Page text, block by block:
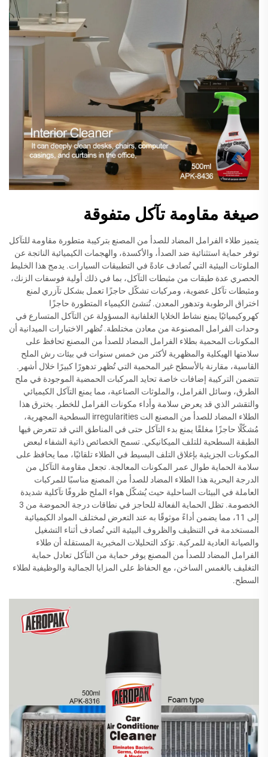
صيغة مقاومة تآكل متفوقة
يتميز طلاء الفرامل المضاد للصدأ من المصنع بتركيبة متطورة مقاومة للتآكل
توفر حماية استثنائية ضد الصدأ، والأكسدة، والهجمات الكيميائية الناتجة عن
الملوثات البيئية التي تُصادف عادةً في التطبيقات السيارات. يدمج هذا الخليط
الحصري عدة طبقات من مثبطات التآكل، بما في ذلك أولية فوسفات الزنك،
ومثبطات تآكل عضوية، ومركبات تشكّل حاجزًا تعمل بشكل تآزري لمنع
اختراق الرطوبة وتدهور المعدن. تُنشئ الكيمياء المتطورة حاجزًا
كهروكيميائيًا يمنع نشاط الخلايا الغلفانية المسؤولة عن التآكل المتسارع في
وحدات الفرامل المصنوعة من معادن مختلطة. تُظهر الاختبارات الميدانية أن
المكونات المحمية بطلاء الفرامل المضاد للصدأ من المصنع تحافظ على
سلامتها الهيكلية والمظهرية لأكثر من خمس سنوات في بيئات رش الملح
القاسية، مقارنة بالأسطح غير المحمية التي تُظهر تدهورًا كبيرًا خلال أشهر.
تتضمن التركيبة إضافات خاصة تحايد المركبات الحمضية الموجودة في ملح
الطرق، وسائل الفرامل، والملوثات الصناعية، مما يمنع التآكل الكيميائي
والتقشر الذي قد يعرض سلامة وأداء مكونات الفرامل للخطر. يخترق هذا
الطلاء المضاد للصدأ من المصنع الت irregularities السطحية المجهرية،
مُشكّلًا حاجزًا مغلقًا يمنع بدء التآكل حتى في المناطق التي قد تتعرض فيها
الطبقة السطحية للتلف الميكانيكي. تسمح الخصائص ذاتية الشفاء لبعض
المكونات الجزيئية بإغلاق التلف البسيط في الطلاء تلقائيًا، مما يحافظ على
سلامة الحماية طوال عمر المكونات المعالجة. تجعل مقاومة التآكل من
الدرجة البحرية هذا الطلاء المضاد للصدأ من المصنع مناسبًا للمركبات
العاملة في البيئات الساحلية حيث يُشكّل هواء الملح ظروفًا تآكلية شديدة
الخصومة. تظل الحماية الفعالة للحاجز في نطاقات درجة الحموضة من 3
إلى 11، مما يضمن أداءً موثوقًا به عند التعرض لمختلف المواد الكيميائية
المستخدمة في التنظيف والظروف البيئية التي تُصادف أثناء التشغيل
والصيانة العادية للمركبة. تؤكد التحليلات المخبرية المستقلة أن طلاء
الفرامل المضاد للصدأ من المصنع يوفر حماية من التآكل تعادل حماية
التغليف بالغمس الساخن، مع الحفاظ على المزايا الجمالية والوظيفية لطلاء
السطح.